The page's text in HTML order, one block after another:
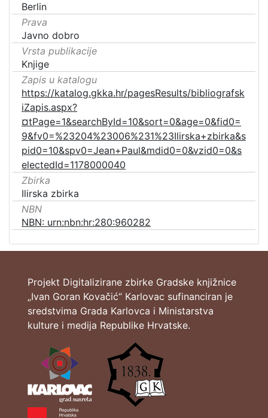
Berlin
Prava
Javno dobro
Vrsta publikacije
Knjige
Zapis u katalogu
https://katalog.gkka.hr/pagesResults/bibliografsk
iZapis.aspx?
¤tPage=1&searchById=10&sort=0&age=0&fid0=
9&fv0=%23204%23006%231%23Ilirska+zbirka&s
pid0=10&spv0=Jean+Paul&mdid0=0&vzid0=0&s
electedId=1178000040
Zbirka
Ilirska zbirka
NBN
NBN: urn:nbn:hr:280:960282
Projekt Digitalizirane zbirke Gradske knjižnice
„Ivan Goran Kovačić“ Karlovac sufinanciran je
sredstvima Grada Karlovca i Ministarstva
kulture i medija Republike Hrvatske.